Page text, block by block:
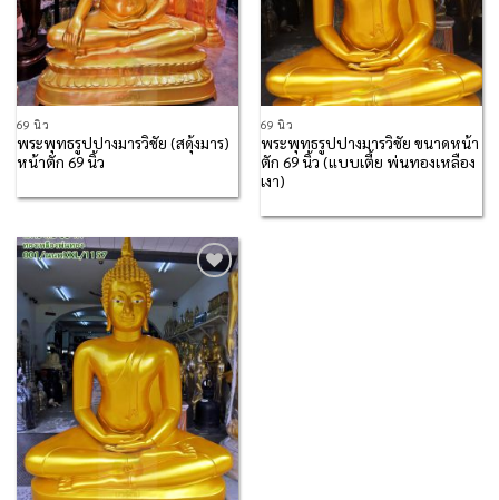
69 นิ้ว
พระพุทธรูปปางมารวิชัย (สดุ้งมาร)
หน้าตัก 69 นิ้ว
69 นิ้ว
พระพุทธรูปปางมารวิชัย ขนาดหน้า
ตัก 69 นิ้ว (แบบเตี้ย พ่นทองเหลือง
เงา)
Add to
Wishlist